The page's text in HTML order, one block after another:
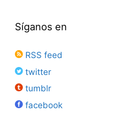
Síganos en
RSS feed
twitter
tumblr
facebook